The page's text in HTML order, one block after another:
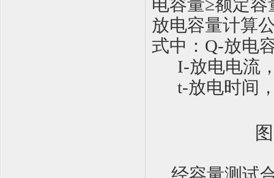
电容量≥额定容
放电容量计算
式中： Q-放电
I-放电电流
t-放电时间
图